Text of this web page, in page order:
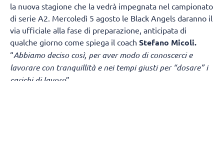
la nuova stagione che la vedrà impegnata nel campionato
di serie A2. Mercoledì 5 agosto le Black Angels daranno il
via ufficiale alla fase di preparazione, anticipata di
qualche giorno come spiega il coach Stefano Micoli.
“Abbiamo deciso così, per aver modo di conoscerci e
lavorare con tranquillità e nei tempi giusti per “dosare” i
carichi di lavoro”.